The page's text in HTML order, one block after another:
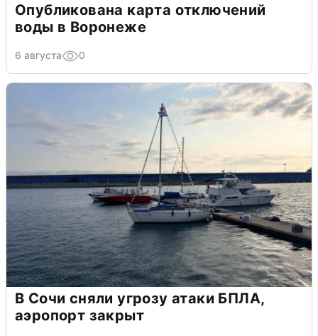
Опубликована карта отключений
воды в Воронеже
6 августа 0
В Сочи сняли угрозу атаки БПЛА,
аэропорт закрыт